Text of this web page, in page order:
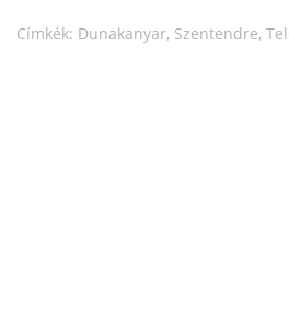
Címkék: Dunakanyar, Szentendre,